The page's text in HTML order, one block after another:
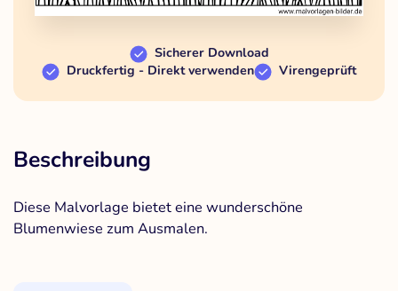
Sicherer Download
Druckfertig - Direkt verwenden
Virengeprüft
Beschreibung
Diese Malvorlage bietet eine wunderschöne
Blumenwiese zum Ausmalen.